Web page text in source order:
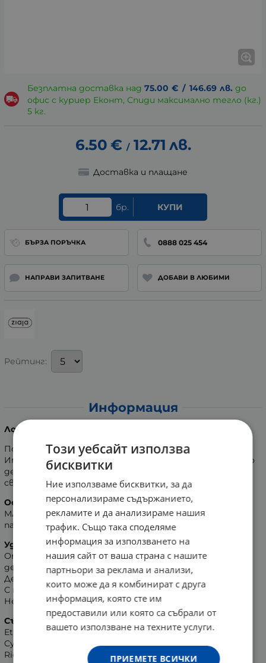
Безплатна доставка над 75.00 € / 146.69 лв. до
офис с куриер Еконт, Спиди максимално тегло (кг.)
5 кг.
6.50 € / 12.71 лв.
Доставка и плащане
бр. КУПИ
БЪРЗА ПОРЪЧКА 0888 025 454
НАПРАВИ ЗАПИТВАНЕ ДОБАВИ В ЛЮБИМИ
Рейтинг:
Информация
Лосион за тяло с козе мляко, 400 мл
Подхранваща емулсия, базирана на комплекс от масла.
Има забележително ревитализиращо и омекотяващо
действие. Неутрализира вредното действие на
свободните радикали.
Основни съставки:
Млечен комплека от козе мляко, провитамин B5 (D-
пантенол), витамин А, витамин Е.
Удобства:
Оптимално съчетава регенериращо и защитно
действие
Дерматологично и алергенно тестван
С неутрално рН
Не е тестван върху животни
Състав:
Aqua (Water); Isopropyl Myristate; Cetearyl
Ethylhexanoate; Glycerin; Sorbitan Sesquioleate;
Cyclopentasiloxane; Magnesium Sulfate; Polyglyceryl-3
Ricinoleate; Propylene Glycol; Lactobacillus/Milk
Този уебсайт използва
бисквитки
Ние използваме бисквитки, за да
персонализираме съдържанието,
рекламите и да анализираме нашия
трафик. Също така споделяме
информация за използването на
нашия сайт от ваша страна с нашите
партньори за реклама и анализи,
които може да я комбинират с друга
информация, която сте им
предоставили или която са събрали от
вашето използване на техните услуги.
ПРИЕМЕТЕ ВСИЧКИ